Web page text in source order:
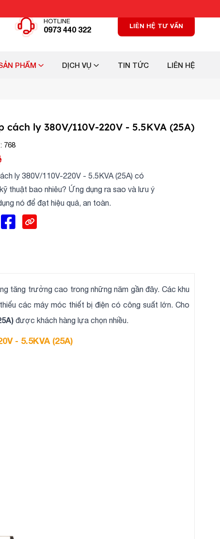
HOTLINE
0973 440 322 LIÊN HỆ TƯ VẤN
PHẨM DỊCH VỤ TIN TỨC LIÊN HỆ
cách ly 380V/110V-220V - 5.5KVA (25A)
768
ly 380V/110V-220V - 5.5KVA (25A) có
thuật bao nhiêu? Ứng dụng ra sao và lưu ý
nó để đạt hiệu quả, an toàn.
tăng trưởng cao trong những năm gần đây. Các khu
các máy móc thiết bị điện có công suất lớn. Cho
được khách hàng lựa chọn nhiều.
- 5.5KVA (25A)